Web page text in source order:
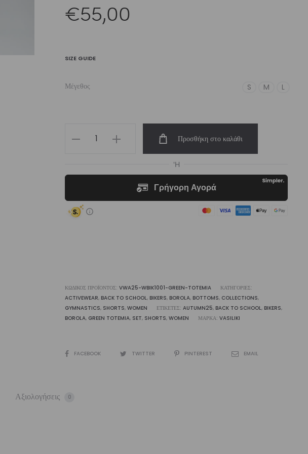
€55,00
SIZE GUIDE
Μέγεθος S M L
Women’s
High-
Biker
Short
Προσθήκη στο καλάθι
ΚΩΔΙΚΌΣ ΠΡΟΪΌΝΤΟΣ: VWA25-WBIK1001-GREEN-TOTEMIA
ΚΑΤΗΓΟΡΊΕΣ:
ACTIVEWEAR, BACK TO SCHOOL, BIKERS, BOROLA, BOTTOMS, COLLECTIONS,
GYMNASTICS, SHORTS, WOMEN ΕΤΙΚΈΤΕΣ: AUTUMN25, BACK TO SCHOOL, BIKERS,
BOROLA, GREEN TOTEMIA, SET, SHORTS, WOMEN ΜΆΡΚΑ: VASILIKI
SHAREFACEBOOK TWITTER PINTEREST EMAIL
Αξιολογήσεις 0